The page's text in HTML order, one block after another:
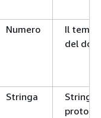
Numero
Il
del
Stringa
Stringa